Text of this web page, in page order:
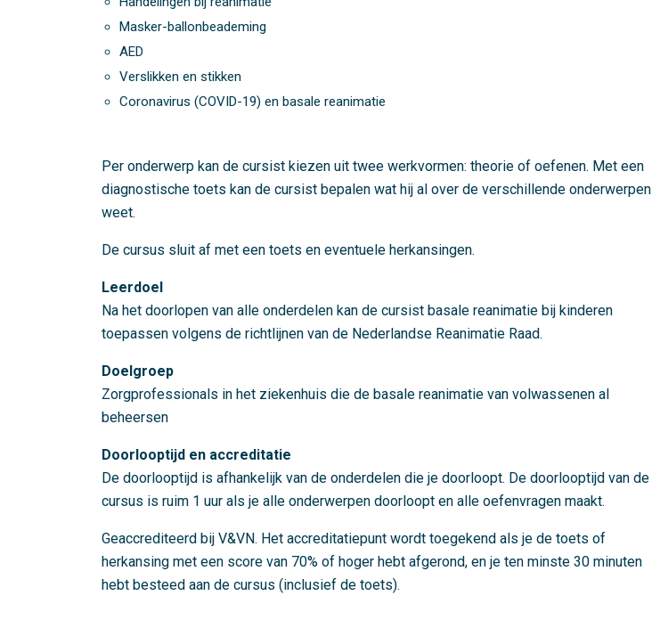
Masker-ballonbeademing
AED
Verslikken en stikken
Coronavirus (COVID-19) en basale reanimatie
Per onderwerp kan de cursist kiezen uit twee werkvormen: theorie of oefenen. Met een
diagnostische toets kan de cursist bepalen wat hij al over de verschillende onderwerpen
weet.
De cursus sluit af met een toets en eventuele herkansingen.
Leerdoel
Na het doorlopen van alle onderdelen kan de cursist basale reanimatie bij kinderen
toepassen volgens de richtlijnen van de Nederlandse Reanimatie Raad.
Doelgroep
Zorgprofessionals in het ziekenhuis die de basale reanimatie van volwassenen al
beheersen
Doorlooptijd en accreditatie
De doorlooptijd is afhankelijk van de onderdelen die je doorloopt. De doorlooptijd van de
cursus is ruim 1 uur als je alle onderwerpen doorloopt en alle oefenvragen maakt.
Geaccrediteerd bij V&VN. Het accreditatiepunt wordt toegekend als je de toets of
herkansing met een score van 70% of hoger hebt afgerond, en je ten minste 30 minuten
hebt besteed aan de cursus (inclusief de toets).